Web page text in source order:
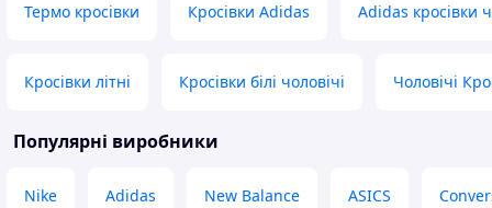
Термо кросівки Кросівки Adidas Adidas кросівки
Кросівки літні Кросівки білі чоловічі Чоловічі
Популярні виробники
Nike Adidas New Balance ASICS